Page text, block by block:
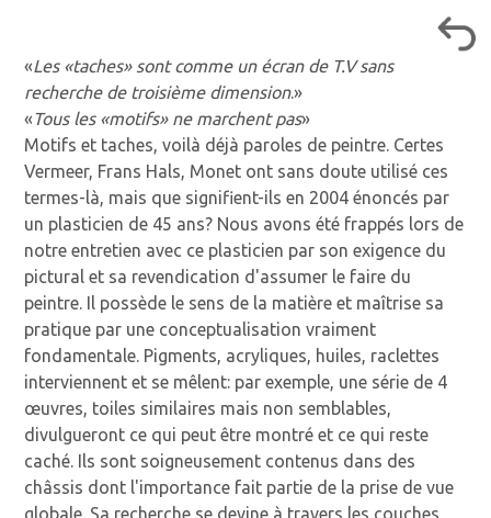
«Les «taches» sont comme un écran de T.V sans
recherche de troisième dimension.»
« Tous les «motifs» ne marchent pas»
Motifs et taches, voilà déjà paroles de peintre. Certes
Vermeer, Frans Hals, Monet ont sans doute utilisé ces
termes-là, mais que signifient-ils en 2004 énoncés par
un plasticien de 45 ans? Nous avons été frappés lors de
notre entretien avec ce plasticien par son exigence du
pictural et sa revendication d'assumer le faire du
peintre. Il possède le sens de la matière et maîtrise sa
pratique par une conceptualisation vraiment
fondamentale. Pigments, acryliques, huiles, raclettes
interviennent et se mêlent: par exemple, une série de 4
œuvres, toiles similaires mais non semblables,
divulgueront ce qui peut être montré et ce qui reste
caché. Ils sont soigneusement contenus dans des
châssis dont l'importance fait partie de la prise de vue
globale. Sa recherche se devine à travers les couches